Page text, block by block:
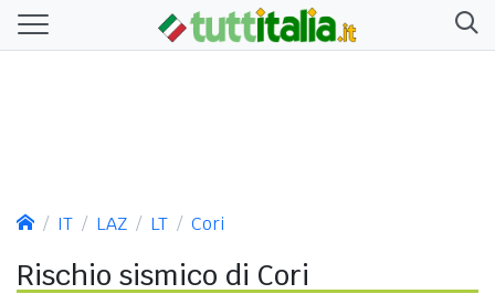
IT LAZ LT Cori
Rischio sismico di Cori